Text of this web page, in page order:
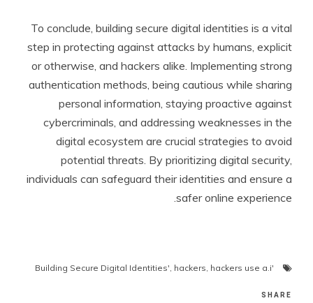
To conclude, building secure digital identities is a vital
step in protecting against attacks by humans, explicit
or otherwise, and hackers alike. Implementing strong
authentication methods, being cautious while sharing
personal information, staying proactive against
cybercriminals, and addressing weaknesses in the
digital ecosystem are crucial strategies to avoid
potential threats. By prioritizing digital security,
individuals can safeguard their identities and ensure a
safer online experience.
'Building Secure Digital Identities'
, hackers, hackers use a.i
SHARE